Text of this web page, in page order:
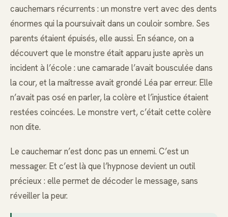
cauchemars récurrents : un monstre vert avec des dents
énormes qui la poursuivait dans un couloir sombre. Ses
parents étaient épuisés, elle aussi. En séance, on a
découvert que le monstre était apparu juste après un
incident à l’école : une camarade l’avait bousculée dans
la cour, et la maîtresse avait grondé Léa par erreur. Elle
n’avait pas osé en parler, la colère et l’injustice étaient
restées coincées. Le monstre vert, c’était cette colère
non dite.
Le cauchemar n’est donc pas un ennemi. C’est un
messager. Et c’est là que l’hypnose devient un outil
précieux : elle permet de décoder le message, sans
réveiller la peur.